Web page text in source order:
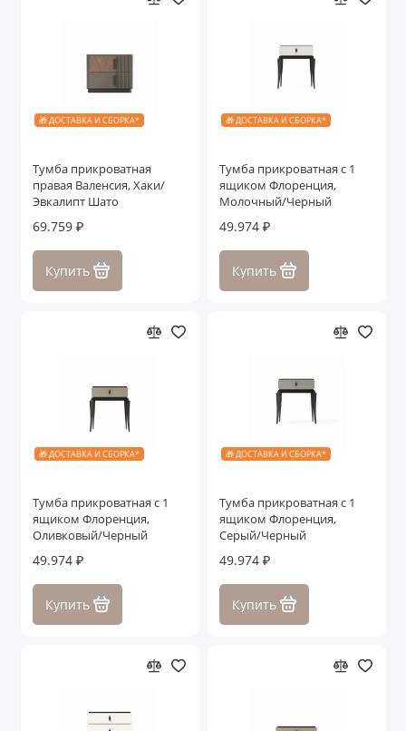
🎁 ДОСТАВКА И СБОРКА*
Тумба прикроватная
правая Валенсия, Хаки/
Эвкалипт Шато
69.759 ₽
Купить
🎁 ДОСТАВКА И СБОРКА*
Тумба прикроватная с 1
ящиком Флоренция,
Молочный/Черный
49.974 ₽
Купить
🎁 ДОСТАВКА И СБОРКА*
Тумба прикроватная с 1
ящиком Флоренция,
Оливковый/Черный
49.974 ₽
Купить
🎁 ДОСТАВКА И СБОРКА*
Тумба прикроватная с 1
ящиком Флоренция,
Серый/Черный
49.974 ₽
Купить